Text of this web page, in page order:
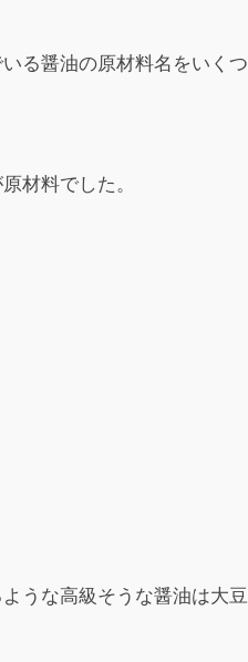
る醤油の原材料名をいくつ
材料でした。
うな高級そうな醤油は大豆